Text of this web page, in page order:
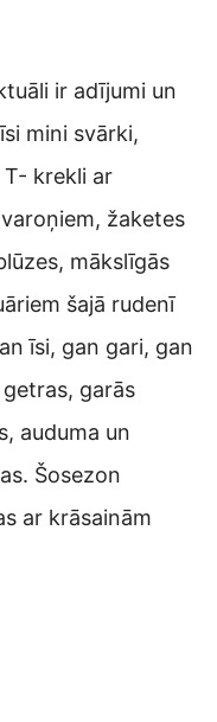
ir adījumi un
mini svārki,
T- krekli ar
žaketes
mākslīgās
šajā rudenī
īsi, gan gari, gan
garās
auduma un
Šosezon
ar krāsainām